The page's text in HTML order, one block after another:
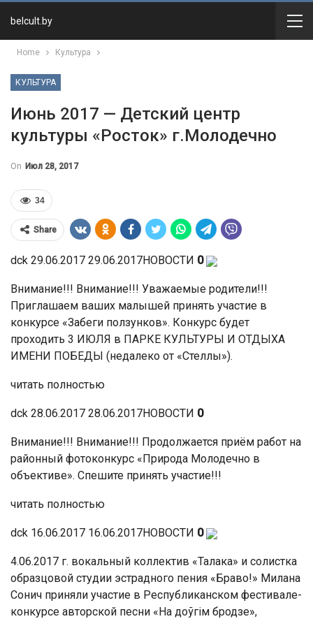
belcult.by
Home Культура
КУЛЬТУРА
Июнь 2017 — Детский центр
культуры «Росток» г.Молодечно
On Июл 28, 2017
34
Share
dck 29.06.2017 29.06.2017НОВОСТИ 0
Внимание!!! Внимание!!! Уважаемые родители!!!
Приглашаем ваших малышей принять участие в
конкурсе «Забеги ползунков». Конкурс будет
проходить 3 ИЮЛЯ в ПАРКЕ КУЛЬТУРЫ И ОТДЫХА
ИМЕНИ ПОБЕДЫ (недалеко от «Стеллы»).
читать полностью
dck 28.06.2017 28.06.2017НОВОСТИ 0
Внимание!!! Внимание!!! Продолжается приём работ на
районный фотоконкурс «Природа Молодечно в
объективе». Спешите принять участие!!!
читать полностью
dck 16.06.2017 16.06.2017НОВОСТИ 0
4.06.2017 г. вокальный коллектив «Талака» и солистка
образцовой студии эстрадного пения «Браво!» Милана
Сонич приняли участие в Республиканском фестивале-
конкурсе авторской песни «На доўгім бродзе»,